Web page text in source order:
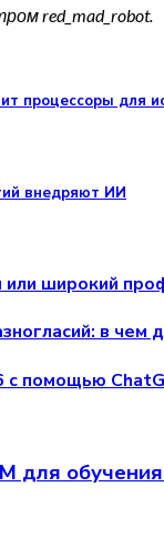
red_mad_robot.
процессоры для
внедряют ИИ
или широкий
в чем
помощью
для